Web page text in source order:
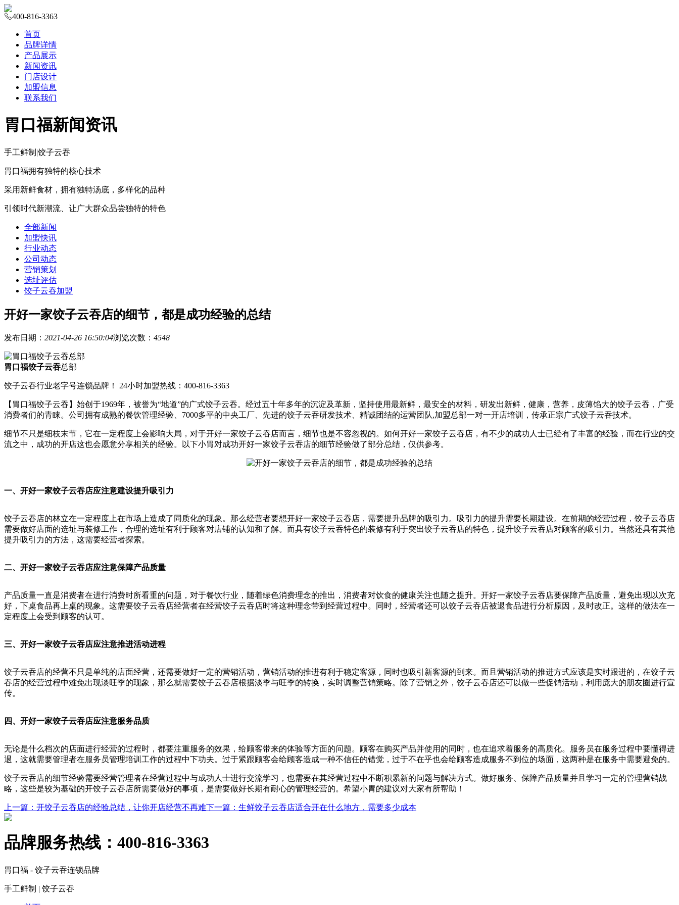
400-816-3363
首页
品牌详情
产品展示
新闻资讯
门店设计
加盟信息
联系我们
胃口福新闻资讯
手工鲜制 |饺子云吞
胃口福拥有独特的核心技术
采用新鲜食材，拥有独特汤底，多样化的品种
引领时代新潮流、让广大群众品尝独特的特色
全部新闻
加盟快讯
行业动态
公司动态
营销策划
选址评估
饺子云吞加盟
开好一家饺子云吞店的细节，都是成功经验的总结
发布日期： 2021-04-26 16:50:04浏览次数： 4548
胃口福饺子云吞总部
饺子云吞行业老字号连锁品牌！ 24小时加盟热线：400-816-3363
【胃口福饺子云吞】始创于1969年，被誉为“地道”的广式饺子云吞。经过五十年多年的沉淀及革新，坚持使用最新鲜，最安全的材料，研发出新鲜，健康，营养，皮薄馅大的饺子云吞，广受
消费者们的青睐。公司拥有成熟的餐饮管理经验、7000多平的中央工厂、先进的饺子云吞研发技术、精诚团结的运营团队,加盟总部一对一开店培训，传承正宗广式饺子云吞技术。
细节不只是细枝末节，它在一定程度上会影响大局，对于开好一家饺子云吞店而言，细节也是不容忽视的。如何开好一家饺子云吞店，有不少的成功人士已经有了丰富的经验，而在行业的交
流之中，成功的开店这也会愿意分享相关的经验。以下小胃对成功开好一家饺子云吞店的细节经验做了部分总结，仅供参考。
一、开好一家饺子云吞店应注意建设提升吸引力
饺子云吞店的林立在一定程度上在市场上造成了同质化的现象。那么经营者要想开好一家饺子云吞店，需要提升品牌的吸引力。吸引力的提升需要长期建设。在前期的经营过程，饺子云吞店
需要做好店面的选址与装修工作，合理的选址有利于顾客对店铺的认知和了解。而具有饺子云吞特色的装修有利于突出饺子云吞店的特色，提升饺子云吞店对顾客的吸引力。当然还具有其他
提升吸引力的方法，这需要经营者探索。
二、开好一家饺子云吞店应注意保障产品质量
产品质量一直是消费者在进行消费时所看重的问题，对于餐饮行业，随着绿色消费理念的推出，消费者对饮食的健康关注也随之提升。开好一家饺子云吞店要保障产品质量，避免出现以次充
好，下桌食品再上桌的现象。这需要饺子云吞店经营者在经营饺子云吞店时将这种理念带到经营过程中。同时，经营者还可以饺子云吞店被退食品进行分析原因，及时改正。这样的做法在一
定程度上会受到顾客的认可。
三、开好一家饺子云吞店应注意推进活动进程
饺子云吞店的经营不只是单纯的店面经营，还需要做好一定的营销活动，营销活动的推进有利于稳定客源，同时也吸引新客源的到来。而且营销活动的推进方式应该是实时跟进的，在饺子云
吞店的经营过程中难免出现淡旺季的现象，那么就需要饺子云吞店根据淡季与旺季的转换，实时调整营销策略。除了营销之外，饺子云吞店还可以做一些促销活动，利用庞大的朋友圈进行宣
传。
四、开好一家饺子云吞店应注意服务品质
无论是什么档次的店面进行经营的过程时，都要注重服务的效果，给顾客带来的体验等方面的问题。顾客在购买产品并使用的同时，也在追求着服务的高质化。服务员在服务过程中要懂得进
退，这就需要管理者在服务员管理培训工作的过程中下功夫。过于紧跟顾客会给顾客造成一种不信任的错觉，过于不在乎也会给顾客造成服务不到位的场面，这两种是在服务中需要避免的。
饺子云吞店的细节经验需要经营管理者在经营过程中与成功人士进行交流学习，也需要在其经营过程中不断积累新的问题与解决方式。做好服务、保障产品质量并且学习一定的管理营销战
略，这些是较为基础的开饺子云吞店所需要做好的事项，是需要做好长期有耐心的管理经营的。希望小胃的建议对大家有所帮助！
上一篇 ：开饺子云吞店的经验总结，让你开店经营不再难下一篇 ：生鲜饺子云吞店适合开在什么地方，需要多少成本
品牌服务热线： 400-816-3363
胃口福 - 饺子云吞连锁品牌
手工鲜制 | 饺子云吞